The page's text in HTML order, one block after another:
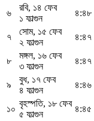
৬
রবি, ১৪ ফেব
১ ফাল্গুন
৭
সোম, ১৫ ফেব
২ ফাল্গুন
৮
মঙ্গল, ১৬ ফেব
৩ ফাল্গুন
৯
বুধ, ১৭ ফেব
৪ ফাল্গুন
১০
বৃহস্পতি, ১৮ ফেব
৫ ফাল্গুন